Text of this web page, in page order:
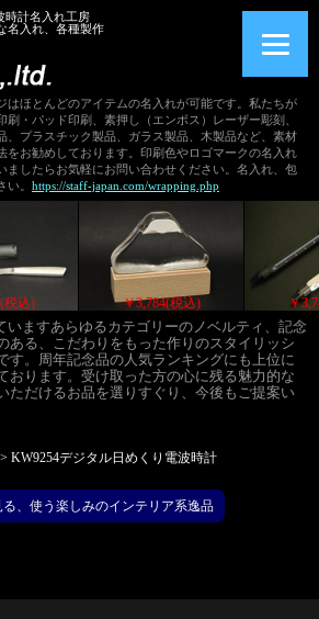
時計名入れ工房
名入れ、各種製作
はほとんどのアイテムの名入れが可能です。私たちが
・パッド印刷、素押し（エンボス）レーザー彫刻、
、プラスチック製品、ガラス製品、木製品など、素材
をお勧めしております。印刷色やロゴマークの名入れ
ましたらお気軽にお問い合わせください。名入れ、包
。 https://staff-japan.com/wrapping.php
￥3,850(税込) ￥3,784(税込)
いますあらゆるカテゴリーのノベルティ、記念
ある、こだわりをもった作りのスタイリッシ
す。周年記念品の人気ランキングにも上位に
おります。受け取った方の心に残る魅力的な
ただけるお品を選りすぐり、今後もご提案い
> KW9254デジタル日めくり電波時計
る、使う楽しみのインテリア系逸品